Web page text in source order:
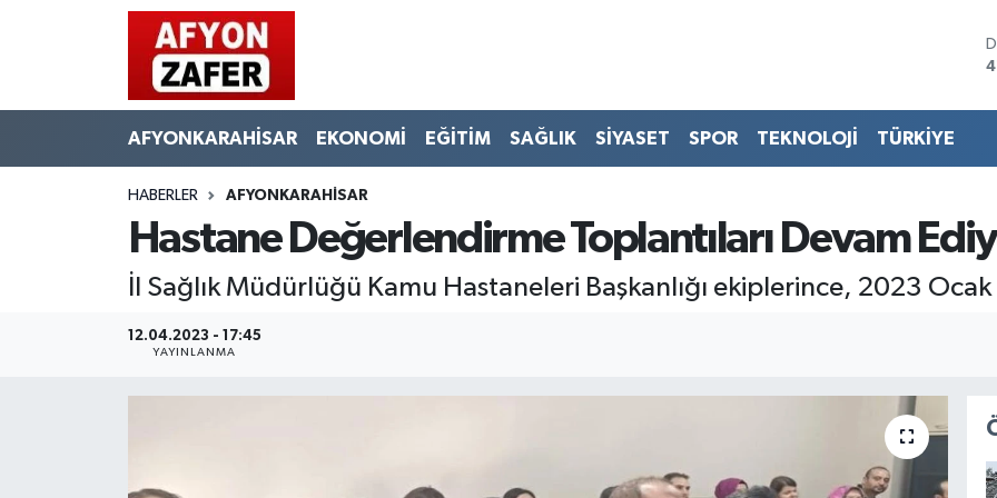
AFYONKARAHİSAR EKONOMİ EĞİTİM SAĞLIK SİYASET SPOR TEKNOLOJİ TÜRKİYE
HABERLER AFYONKARAHİSAR
Hastane Değerlendirme Toplantıları Devam
İl Sağlık Müdürlüğü Kamu Hastaneleri Başkanlığı ekiplerince, 2023 Ocak
12.04.2023 - 17:45
YAYINLANMA